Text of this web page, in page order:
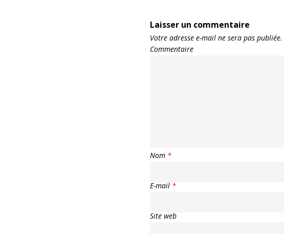
Laisser un commentaire
Votre adresse e-mail ne sera pas publiée.
Commentaire
Nom *
E-mail *
Site web